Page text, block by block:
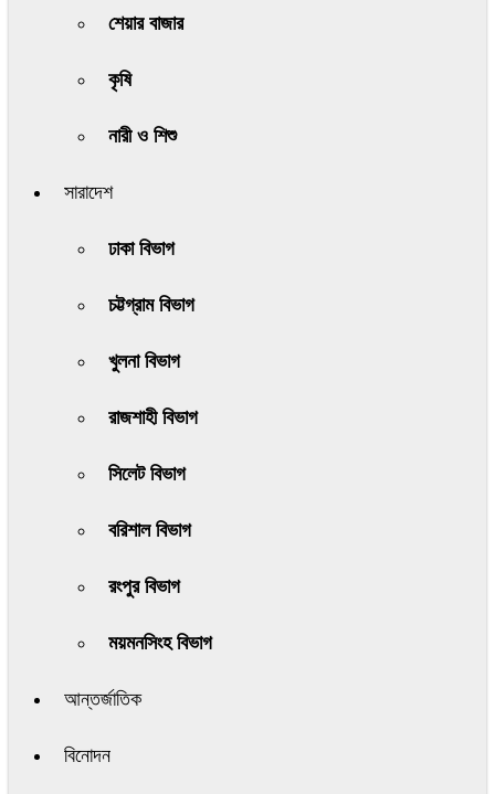
শেয়ার বাজার
কৃষি
নারী ও শিশু
সারাদেশ
ঢাকা বিভাগ
চট্টগ্রাম বিভাগ
খুলনা বিভাগ
রাজশাহী বিভাগ
সিলেট বিভাগ
বরিশাল বিভাগ
রংপুর বিভাগ
ময়মনসিংহ বিভাগ
আন্তর্জাতিক
বিনোদন